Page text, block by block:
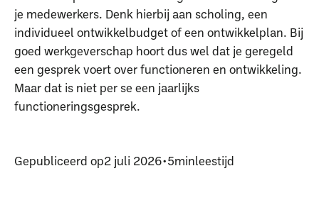
je medewerkers. Denk hierbij aan scholing, een
individueel ontwikkelbudget of een ontwikkelplan. Bij
goed werkgeverschap hoort dus wel dat je geregeld
een gesprek voert over functioneren en ontwikkeling.
Maar dat is niet per se een jaarlijks
functioneringsgesprek.
Gepubliceerd op2 juli 2026•5minleestijd